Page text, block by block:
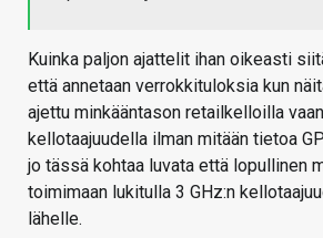
Kuinka paljon ajattelit ihan oikeasti
että annetaan verrokkituloksia kun
ajettu minkääntason retailkelloilla
kellotaajuudella ilman mitään tietoa
jo tässä kohtaa luvata että lopullinen
toimimaan lukitulla 3 GHz:n
lähelle.